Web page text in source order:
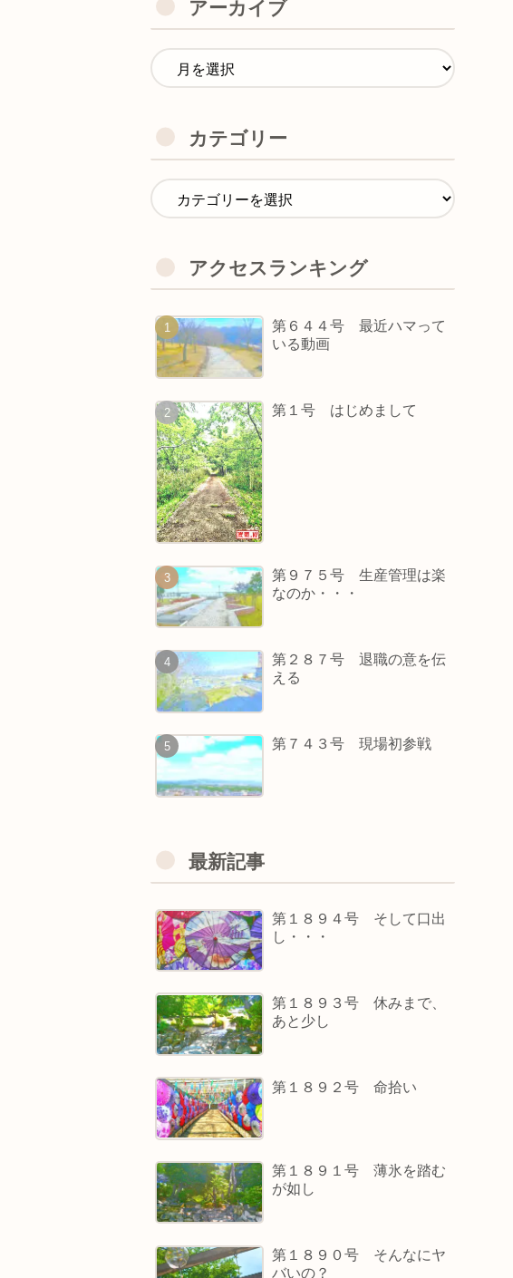
アーカイブ
カテゴリー
アクセスランキング
第６４４号 最近ハマって
いる動画
第１号 はじめまして
第９７５号 生産管理は楽
なのか・・・
第２８７号 退職の意を伝
える
第７４３号 現場初参戦
最新記事
第１８９４号 そして口出
し・・・
第１８９３号 休みまで、
あと少し
第１８９２号 命拾い
第１８９１号 薄氷を踏む
が如し
第１８９０号 そんなにヤ
バいの？